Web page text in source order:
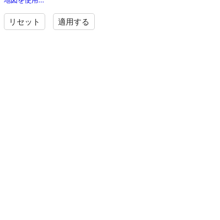
リセット 適用する